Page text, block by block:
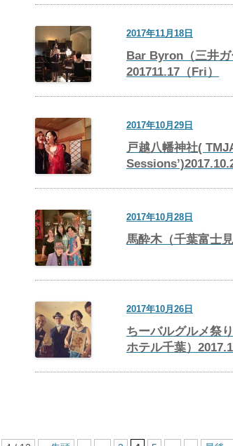
2017年11月18日
Bar Byron（三井ガ
201711.17（Fri）
2017年10月29日
戸越八幡神社(​
2017年10月28日
馬酔木（千葉富士
2017年10月26日
ちーバルグルメ祭
ホテル千葉）